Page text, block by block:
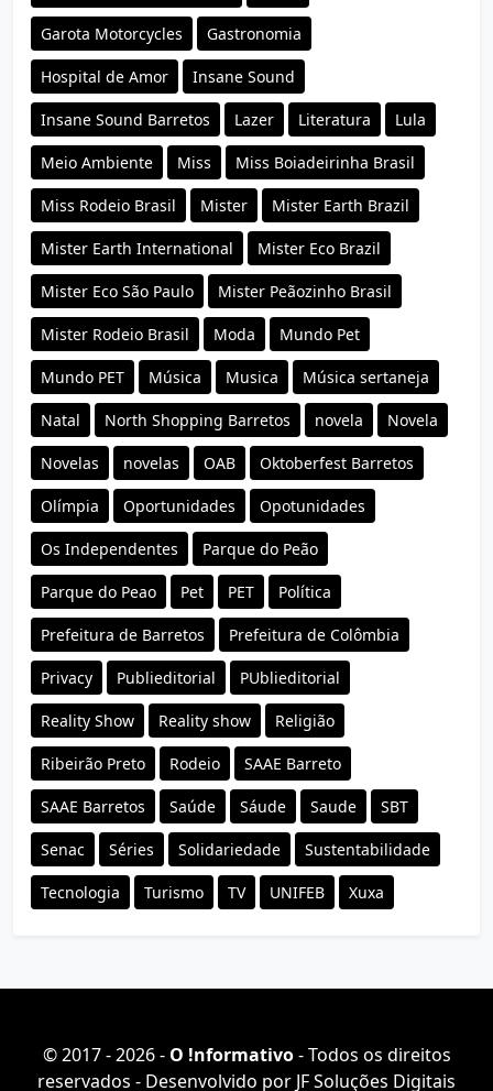
Garota Motorcycles Gastronomia
Hospital de Amor Insane Sound
Insane Sound Barretos Lazer Literatura Lula
Meio Ambiente Miss Miss Boiadeirinha Brasil
Miss Rodeio Brasil Mister Mister Earth Brazil
Mister Earth International Mister Eco Brazil
Mister Eco São Paulo Mister Peãozinho Brasil
Mister Rodeio Brasil Moda Mundo Pet
Mundo PET Música Musica Música sertaneja
Natal North Shopping Barretos novela Novela
Novelas novelas OAB Oktoberfest Barretos
Olímpia Oportunidades Opotunidades
Os Independentes Parque do Peão
Parque do Peao Pet PET Política
Prefeitura de Barretos Prefeitura de Colômbia
Privacy Publieditorial PUblieditorial
Reality Show Reality show Religião
Ribeirão Preto Rodeio SAAE Barreto
SAAE Barretos Saúde Sáude Saude SBT
Senac Séries Solidariedade Sustentabilidade
Tecnologia Turismo TV UNIFEB Xuxa
© 2017 - 2026 - O ǃnformativo- Todos os direitos
reservados - Desenvolvido por JF Soluções Digitais